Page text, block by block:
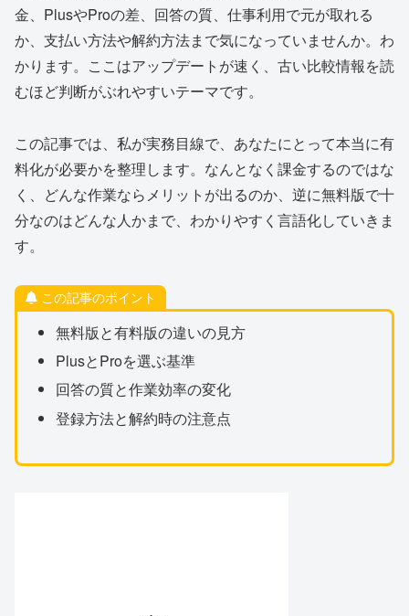
金、PlusやProの差、回答の質、仕事利用で元が取れる
か、支払い方法や解約方法まで気になっていませんか。わ
かります。ここはアップデートが速く、古い比較情報を読
むほど判断がぶれやすいテーマです。
この記事では、私が実務目線で、あなたにとって本当に有
料化が必要かを整理します。なんとなく課金するのではな
く、どんな作業ならメリットが出るのか、逆に無料版で十
分なのはどんな人かまで、わかりやすく言語化していきま
す。
この記事のポイント
無料版と有料版の違いの見方
PlusとProを選ぶ基準
回答の質と作業効率の変化
登録方法と解約時の注意点